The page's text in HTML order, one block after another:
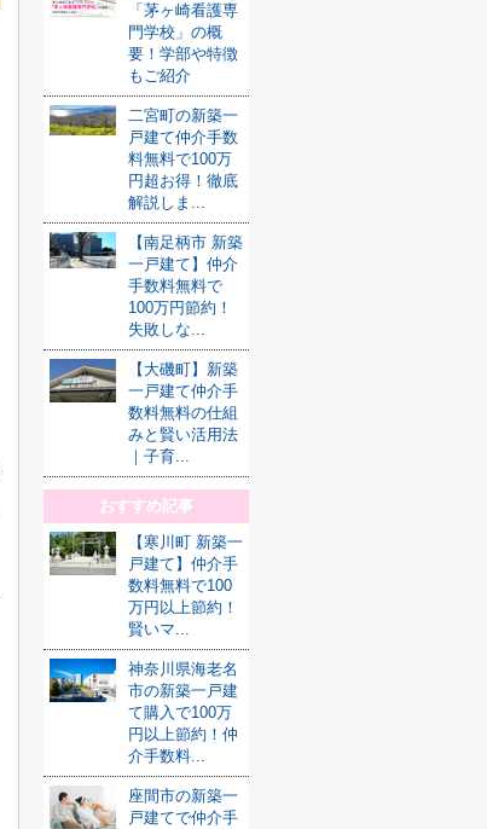
「茅ヶ崎看護専
門学校」の概
要！学部や特徴
もご紹介
二宮町の新築一
戸建て仲介手数
料無料で100万
円超お得！徹底
解説しま...
【南足柄市 新築
一戸建て】仲介
手数料無料で
100万円節約！
失敗しな...
【大磯町】新築
一戸建て仲介手
数料無料の仕組
みと賢い活用法
｜子育...
おすすめ記事
【寒川町 新築一
戸建て】仲介手
数料無料で100
万円以上節約！
賢いマ...
神奈川県海老名
市の新築一戸建
て購入で100万
円以上節約！仲
介手数料...
座間市の新築一
戸建てで仲介手